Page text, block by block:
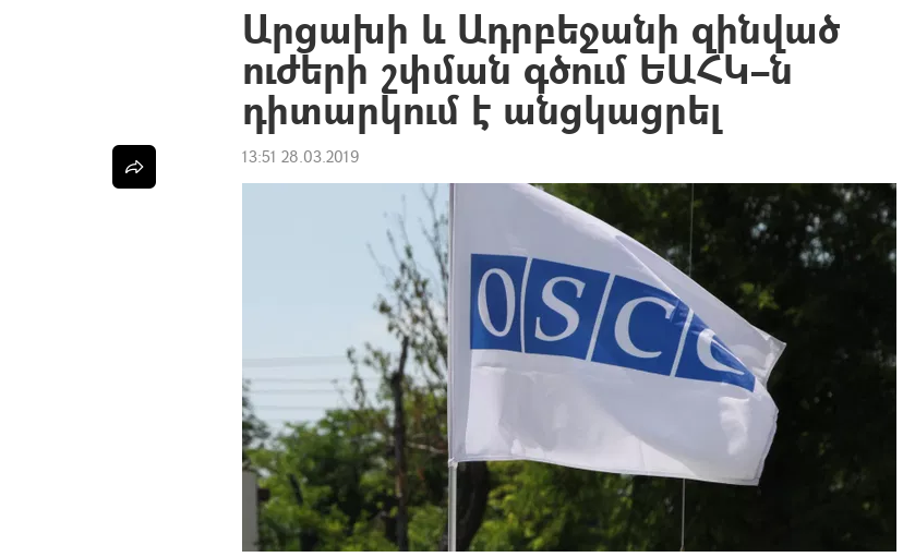
Արցախի և Ադրբեջանի զինված
ուժերի շփման գծում ԵԱՀԿ–ն
դիտարկում է անցկացրել
13:51 28.03.2019